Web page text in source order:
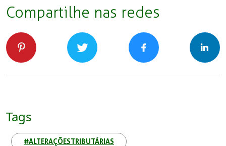
Compartilhe nas redes
Tags
#ALTERAÇÕESTRIBUTÁRIAS